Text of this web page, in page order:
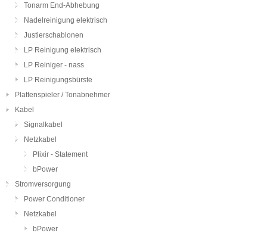
Tonarm End-Abhebung
Nadelreinigung elektrisch
Justierschablonen
LP Reinigung elektrisch
LP Reiniger - nass
LP Reinigungsbürste
Plattenspieler / Tonabnehmer
Kabel
Signalkabel
Netzkabel
Plixir - Statement
bPower
Stromversorgung
Power Conditioner
Netzkabel
bPower